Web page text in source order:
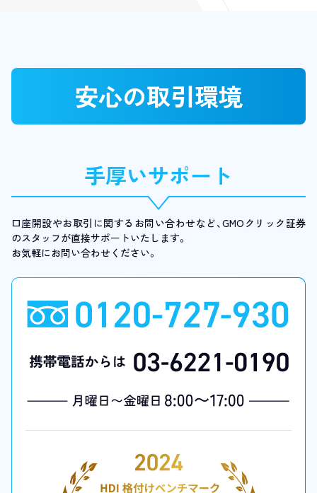
安心の取引環境
手厚いサポート
口座開設やお取引に関するお問い合わせなど、GMOクリック証券
のスタッフが直接サポートいたします。
お気軽にお問い合わせください。